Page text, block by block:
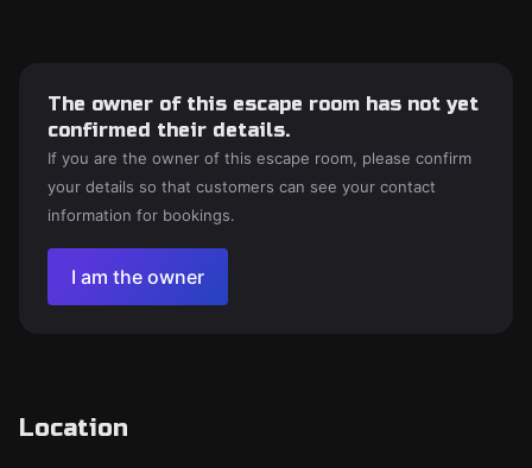
The owner of this escape room has not yet
confirmed their details.
If you are the owner of this escape room, please confirm
your details so that customers can see your contact
information for bookings.
I am the owner
Location